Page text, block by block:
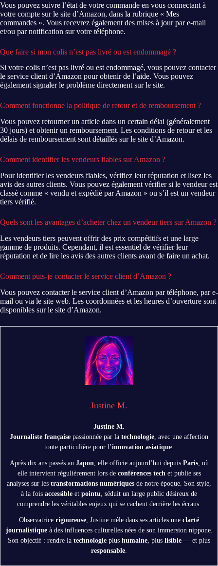
Vous pouvez suivre l’état de votre commande en vous connectant à
votre compte sur le site d’Amazon, dans la rubrique « Mes
commandes ». Vous recevrez également des mises à jour par e-mail
et/ou par notification sur votre téléphone.
Que faire si mon colis n’est pas livré ou est endommagé ?
Si votre colis n’est pas livré ou est endommagé, vous pouvez contacter
le service client d’Amazon pour obtenir de l’aide. Vous pouvez
également signaler le problème directement sur le site.
Comment fonctionne la politique de retour et de remboursement ?
Vous pouvez retourner un article dans un certain délai (généralement
30 jours) et obtenir un remboursement. Les conditions de retour et les
délais de remboursement sont détaillés sur le site d’Amazon.
Comment identifier les vendeurs fiables sur Amazon ?
Pour identifier les vendeurs fiables, vérifiez leur réputation et lisez les
avis des autres clients. Vous pouvez également vérifier si le vendeur est
classé comme « vendu et expédié par Amazon » ou s’il est un vendeur
tiers vérifié.
Quels sont les avantages d’acheter chez un vendeur tiers sur Amazon ?
Les vendeurs tiers peuvent offrir des prix compétitifs et une large
gamme de produits. Cependant, il est essentiel de vérifier leur
réputation et de lire les avis des autres clients avant de faire un achat.
Comment puis-je contacter le service client d’Amazon ?
Vous pouvez contacter le service client d’Amazon par téléphone, par e-
mail ou via le site web. Les coordonnées et les heures d’ouverture sont
disponibles sur le site d’Amazon.
Justine M.
Justine M.
Journaliste française passionnée par la technologie , avec une affection
toute particulière pour l’innovation asiatique
Après dix ans passés au Japon , elle officie aujourd’hui depuis Paris, où
elle intervient régulièrement lors de conférences tech et publie ses
analyses sur les transformations numériques de notre époque. Son style,
à la fois accessible et pointu , séduit un large public désireux de
comprendre les véritables enjeux qui se cachent derrière les écrans.
Observatrice rigoureuse , Justine mêle dans ses articles une clarté
journalistiqueà des influences culturelles nées de son immersion nippone.
Son objectif : rendre la technologie plus humaine , plus lisible — et plus
responsable